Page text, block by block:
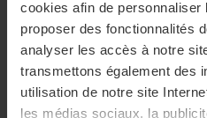
cookies afin de personnaliser
proposer des fonctionnalités
analyser les accès à notre
transmettons également des
utilisation de notre site
les médias sociaux, la